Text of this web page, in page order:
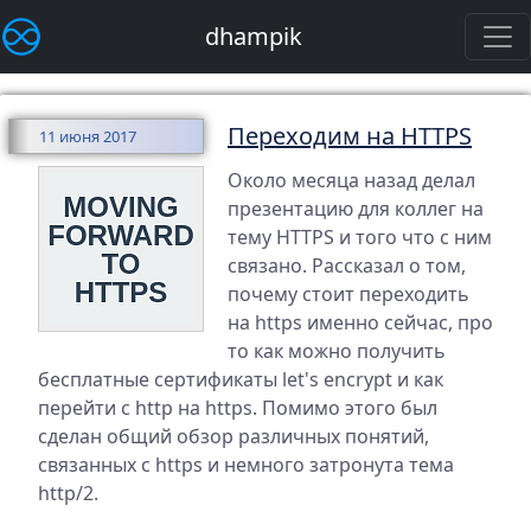
dhampik
11 июня 2017 Переходим на HTTPS
Около месяца назад делал
презентацию для коллег на
тему HTTPS и того что с ним
связано. Рассказал о том,
почему стоит переходить
на https именно сейчас, про
то как можно получить
бесплатные сертификаты let's encrypt и как
перейти с http на https. Помимо этого был
сделан общий обзор различных понятий,
связанных с https и немного затронута тема
http/2.